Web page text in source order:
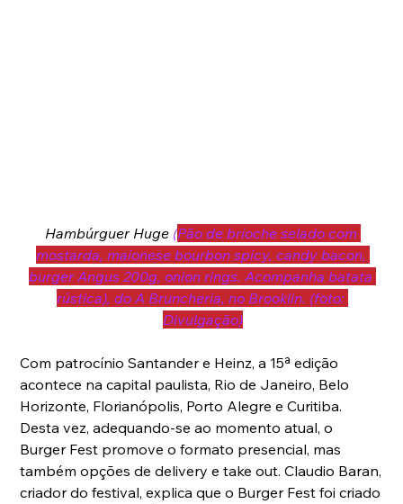
Hambúrguer Huge (Pão de brioche selado com
mostarda, maionese bourbon spicy, candy bacon,
burger Angus 200g, onion rings. Acompanha batata
rústica), do A Bruncheria, no Brooklin. (foto:
Divulgação)
Com patrocínio Santander e Heinz, a 15ª edição
acontece na capital paulista, Rio de Janeiro, Belo
Horizonte, Florianópolis, Porto Alegre e Curitiba.
Desta vez, adequando-se ao momento atual, o
Burger Fest promove o formato presencial, mas
também opções de delivery e take out. Claudio Baran,
criador do festival, explica que o Burger Fest foi criado